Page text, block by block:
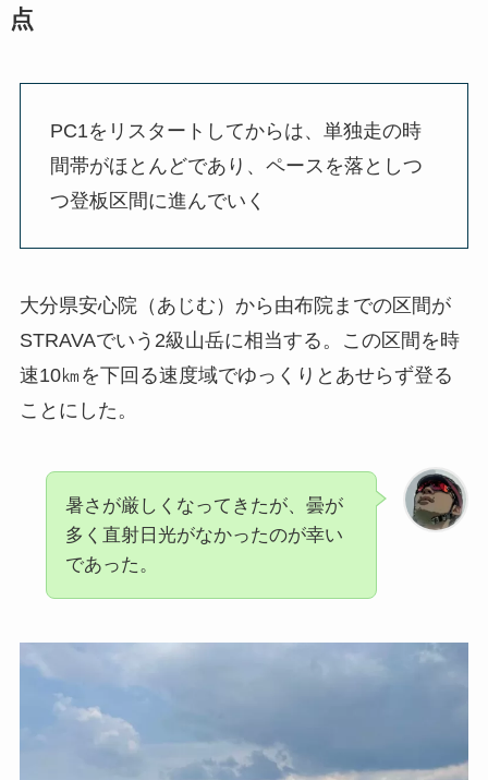
点
PC1をリスタートしてからは、単独走の時
間帯がほとんどであり、ペースを落としつ
つ登板区間に進んでいく
大分県安心院（あじむ）から由布院までの区間が
STRAVAでいう2級山岳に相当する。この区間を時
速10㎞を下回る速度域でゆっくりとあせらず登る
ことにした。
暑さが厳しくなってきたが、曇が
多く直射日光がなかったのが幸い
であった。